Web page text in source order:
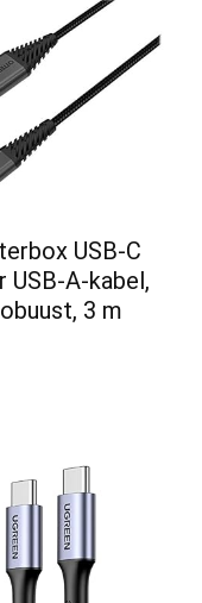
USB-C
USB-A-kabel,
3 m